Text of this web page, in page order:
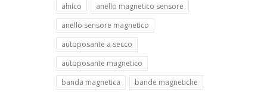
alnico
anello magnetico sensore
anello sensore magnetico
autoposante a secco
autoposante magnetico
banda magnetica
bande magnetiche